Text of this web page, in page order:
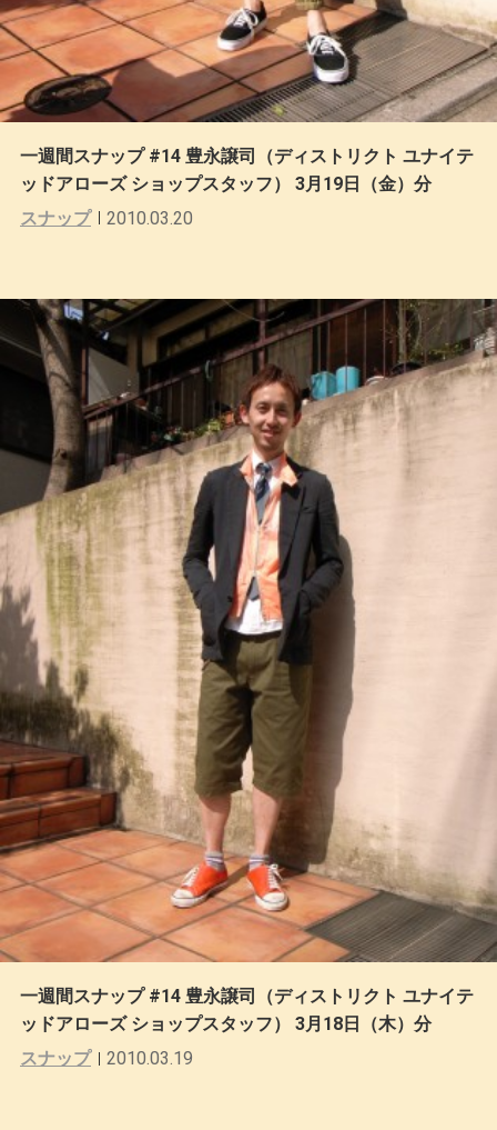
一週間スナップ #14 豊永譲司（ディストリクト ユナイテ
ッドアローズ ショップスタッフ） 3月19日（金）分
スナップ
2010.03.20
一週間スナップ #14 豊永譲司（ディストリクト ユナイテ
ッドアローズ ショップスタッフ） 3月18日（木）分
スナップ
2010.03.19